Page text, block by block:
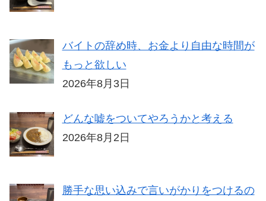
バイトの辞め時、お金より自由な時間が
もっと欲しい
2026年8月3日
どんな嘘をついてやろうかと考える
2026年8月2日
勝手な思い込みで言いがかりをつけるの